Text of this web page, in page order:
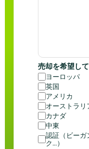
売却を希望し
ヨーロッパ
英国
アメリカ
オーストラリ
カナダ
中東
認証（ビーガ
ク...）